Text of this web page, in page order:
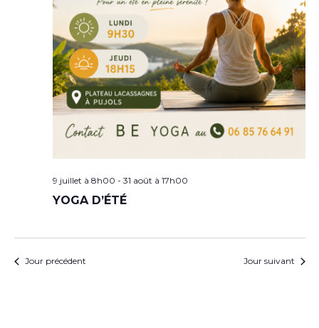
9 juillet à 8h00 - 31 août à 17h00
YOGA D’ÉTÉ
Jour précédent Jour suivant